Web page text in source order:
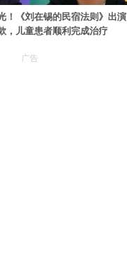
！《刘在锡的民宿法则》出演
，儿童患者顺利完成治疗
广告